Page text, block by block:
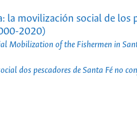
la movilización social de los
2020)
Mobilization of the Fishermen in
dos pescadores de Santa Fé no